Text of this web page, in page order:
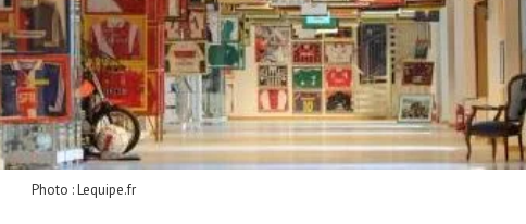
Photo : Lequipe.fr